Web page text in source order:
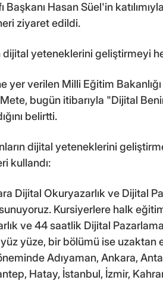
Hasan Süel'in
ziyaret edildi.
dijital yeteneklerini geliştirmeyi
yer verilen Milli Eğitim
bugün itibarıyla "Dijital
belirtti.
dijital yeteneklerini
kullandı:
Dijital Okuryazarlık ve Dijital
Kursiyerlere halk
ve 44 saatlik Dijital
yüze, bir bölümü ise uzaktan
Adıyaman, Ankara,
Hatay, İstanbul, İzmir,